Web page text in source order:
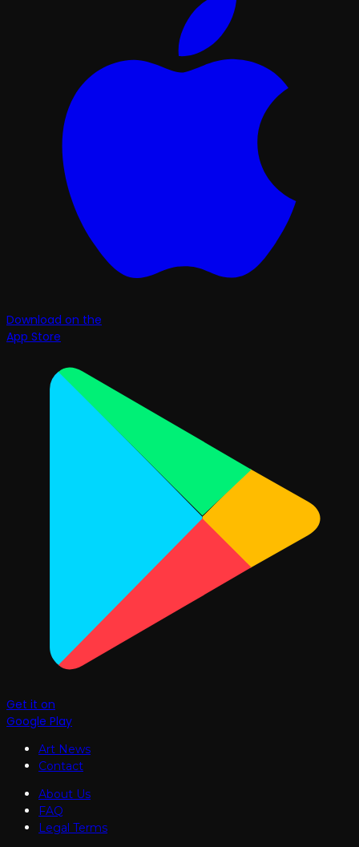
Download on the
App Store
Get it on
Google Play
Art News
Contact
About Us
FAQ
Legal Terms